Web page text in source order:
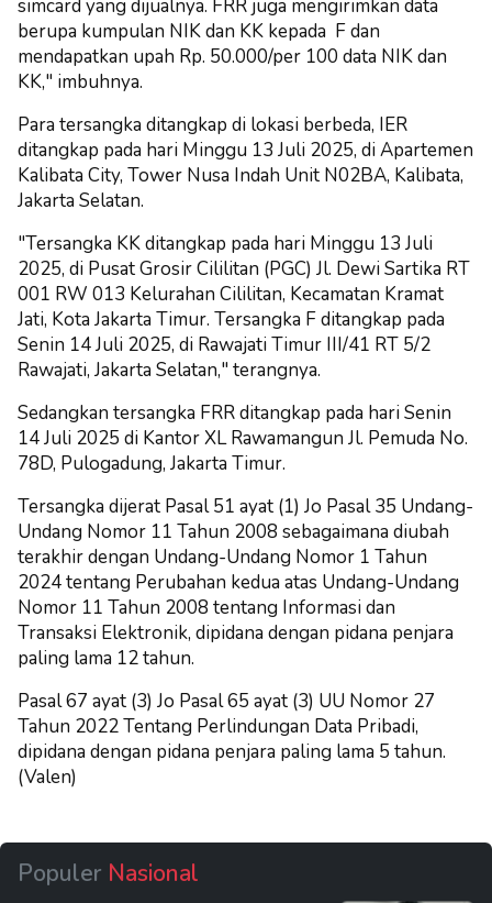
simcard yang dijualnya. FRR juga mengirimkan data
berupa kumpulan NIK dan KK kepada F dan
mendapatkan upah Rp. 50.000/per 100 data NIK dan
KK," imbuhnya.
Para tersangka ditangkap di lokasi berbeda, IER
ditangkap pada hari Minggu 13 Juli 2025, di Apartemen
Kalibata City, Tower Nusa Indah Unit N02BA, Kalibata,
Jakarta Selatan.
"Tersangka KK ditangkap pada hari Minggu 13 Juli
2025, di Pusat Grosir Cililitan (PGC) Jl. Dewi Sartika RT
001 RW 013 Kelurahan Cililitan, Kecamatan Kramat
Jati, Kota Jakarta Timur. Tersangka F ditangkap pada
Senin 14 Juli 2025, di Rawajati Timur III/41 RT 5/2
Rawajati, Jakarta Selatan," terangnya.
Sedangkan tersangka FRR ditangkap pada hari Senin
14 Juli 2025 di Kantor XL Rawamangun Jl. Pemuda No.
78D, Pulogadung, Jakarta Timur.
Tersangka dijerat Pasal 51 ayat (1) Jo Pasal 35 Undang-
Undang Nomor 11 Tahun 2008 sebagaimana diubah
terakhir dengan Undang-Undang Nomor 1 Tahun
2024 tentang Perubahan kedua atas Undang-Undang
Nomor 11 Tahun 2008 tentang Informasi dan
Transaksi Elektronik, dipidana dengan pidana penjara
paling lama 12 tahun.
Pasal 67 ayat (3) Jo Pasal 65 ayat (3) UU Nomor 27
Tahun 2022 Tentang Perlindungan Data Pribadi,
dipidana dengan pidana penjara paling lama 5 tahun.
(Valen)
Populer Nasional